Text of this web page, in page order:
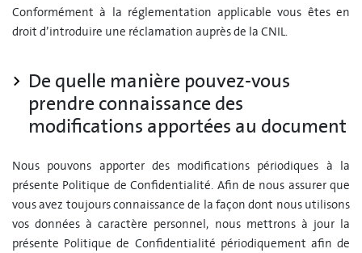
Conformément à la réglementation applicable vous êtes en
droit d’introduire une réclamation auprès de la CNIL.
De quelle manière pouvez-vous
prendre connaissance des
modifications apportées au document
Nous pouvons apporter des modifications périodiques à la
présente Politique de Confidentialité. Afin de nous assurer que
vous avez toujours connaissance de la façon dont nous utilisons
vos données à caractère personnel, nous mettrons à jour la
présente Politique de Confidentialité périodiquement afin de